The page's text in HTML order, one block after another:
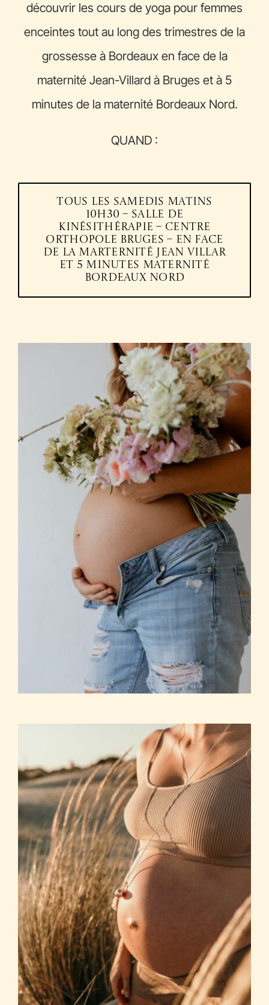
découvrir les cours de yoga pour femmes
enceintes tout au long des trimestres de la
grossesse à Bordeaux en face de la
maternité Jean-Villard à Bruges et à 5
minutes de la maternité Bordeaux Nord.
QUAND :
Tous les samedis matins
10h30 – Salle de
kinésithérapie – Centre
orthopole Bruges – En face
de la marternité Jean Villar
et 5 minutes maternité
Bordeaux Nord